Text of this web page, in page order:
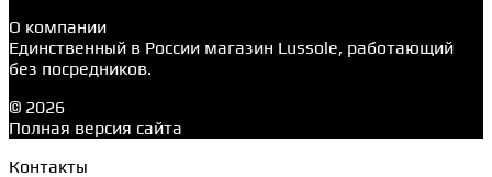
О компании
Единственный в России магазин Lussole, работающий
без посредников.
© 2026
Полная версия сайта
Контакты